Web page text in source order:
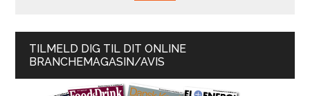
TILMELD DIG TIL DIT ONLINE
BRANCHEMAGASIN/AVIS